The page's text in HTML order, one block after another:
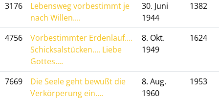
3176
Lebensweg vorbestimmt je
nach Willen....
30. Juni
1944
1382
4756
Vorbestimmter Erdenlauf....
Schicksalstücken.... Liebe
Gottes....
8. Okt.
1949
1624
7669
Die Seele geht bewußt die
Verkörperung ein....
8. Aug.
1960
1953